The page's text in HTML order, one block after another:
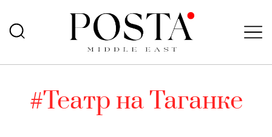
#Театр на Таганке